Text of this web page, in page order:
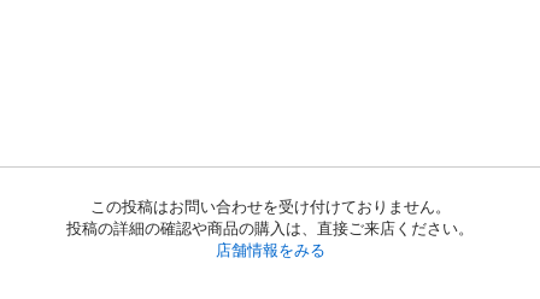
この投稿はお問い合わせを受け付けておりません。
投稿の詳細の確認や商品の購入は、直接ご来店ください。
店舗情報をみる